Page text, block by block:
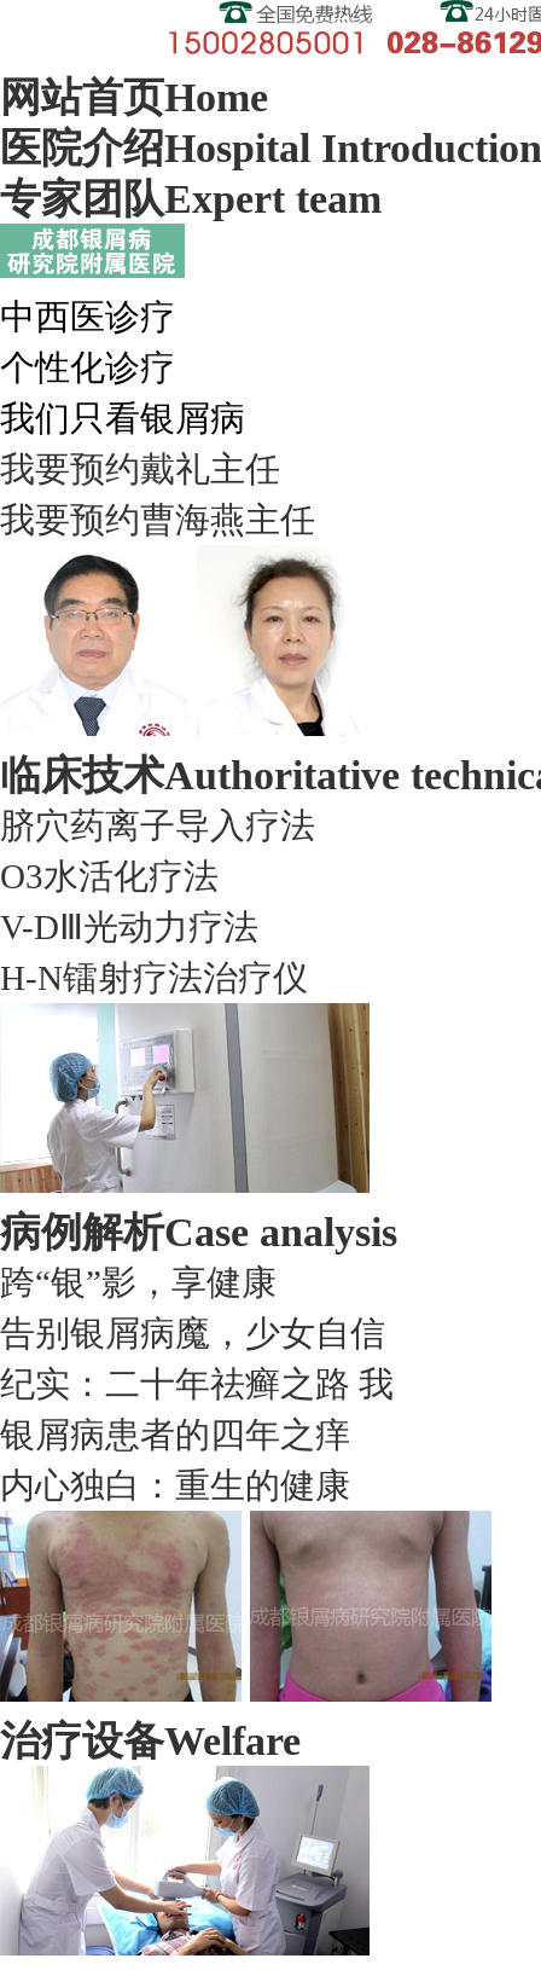
网站首页Home
医院介绍Hospital Introduction
专家团队Expert team
中西医诊疗
个性化诊疗
我们只看银屑病
我要预约戴礼主任
我要预约曹海燕主任
临床技术Authoritative
脐穴药离子导入疗法
O3水活化疗法
V-DⅢ光动力疗法
H-N镭射疗法治疗仪
病例解析Case analysis
跨“银”影，享健康
告别银屑病魔，少女自信
纪实：二十年祛癣之路 我
银屑病患者的四年之痒
内心独白：重生的健康
治疗设备Welfare